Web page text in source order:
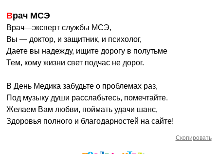
Врач МСЭ
Врач—эксперт службы МСЭ,
Вы — доктор, и защитник, и психолог,
Даете вы надежду, ищите дорогу в полутьме
Тем, кому жизни свет подчас не дорог.
В День Медика забудьте о проблемах раз,
Под музыку души расслабьтесь, помечтайте.
Желаем Вам любви, поймать удачи шанс,
Здоровья полного и благодарностей на сайте!
Скопировать